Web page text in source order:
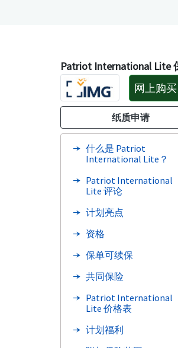
Patriot International Lite
网上购买
纸质申请
什么是 Patriot
International Lite？
Patriot International
Lite 评论
计划亮点
资格
保单可续保
共同保险
Patriot International
Lite 价格表
计划福利